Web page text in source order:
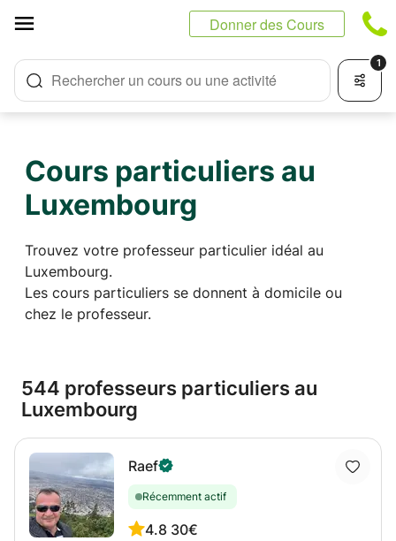
Donner des Cours
Rechercher un cours ou une activité
1
Cours particuliers au
Luxembourg
Trouvez votre professeur particulier idéal au
Luxembourg.
Les cours particuliers se donnent à domicile ou
chez le professeur.
544 professeurs particuliers au
Luxembourg
Raef
Récemment actif
4.8 30€